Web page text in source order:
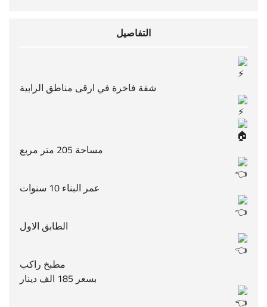
التفاصيل
شقة فاخرة في ارقى مناطق الرابية
مساحة 205 متر مربع
عمر البناء 10 سنوات
الطابق الاول
مطبخ راكب
بسعر 185 الف دينار